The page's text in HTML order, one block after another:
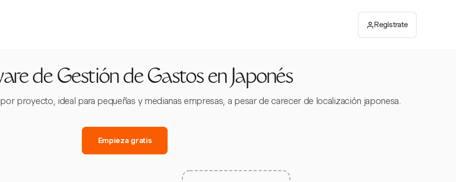
Regístrate
de Gestión de Gastos en Japonés
proyecto, ideal para pequeñas y medianas empresas, a pesar de carecer de localización japonesa.
Empieza gratis